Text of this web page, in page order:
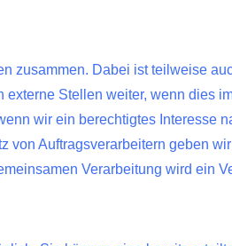
zusammen. Dabei ist teilweise
Stellen weiter, wenn dies
wir ein berechtigtes Interesse
Auftragsverarbeitern geben
Verarbeitung wird ein